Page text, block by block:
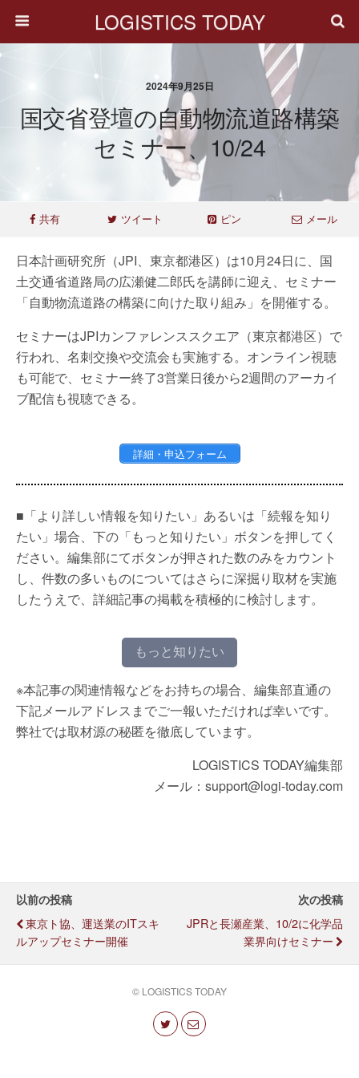
LOGISTICS TODAY
2024年9月25日
国交省登壇の自動物流道路構築
セミナー、10/24
共有 ツイート ピン メール
日本計画研究所（JPI、東京都港区）は10月24日に、国
土交通省道路局の広瀬健二郎氏を講師に迎え、セミナー
「自動物流道路の構築に向けた取り組み」を開催する。
セミナーはJPIカンファレンススクエア（東京都港区）で
行われ、名刺交換や交流会も実施する。オンライン視聴
も可能で、セミナー終了3営業日後から2週間のアーカイ
ブ配信も視聴できる。
詳細・申込フォーム
■「より詳しい情報を知りたい」あるいは「続報を知り
たい」場合、下の「もっと知りたい」ボタンを押してく
ださい。編集部にてボタンが押された数のみをカウント
し、件数の多いものについてはさらに深掘り取材を実施
したうえで、詳細記事の掲載を積極的に検討します。
もっと知りたい
※本記事の関連情報などをお持ちの場合、編集部直通の
下記メールアドレスまでご一報いただければ幸いです。
弊社では取材源の秘匿を徹底しています。
LOGISTICS TODAY編集部
メール：support@logi-today.com
以前の投稿
東京ト協、運送業のITスキ
ルアップセミナー開催
次の投稿
JPRと長瀬産業、10/2に化学品
業界向けセミナー
© LOGISTICS TODAY